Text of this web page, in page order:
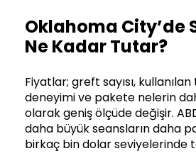
Oklahoma City’de
Ne Kadar Tutar?
Fiyatlar; greft sayısı,
deneyimi ve pakete nelerin
olarak geniş ölçüde değişir.
daha büyük seansların daha
birkaç bin dolar seviyelerinde